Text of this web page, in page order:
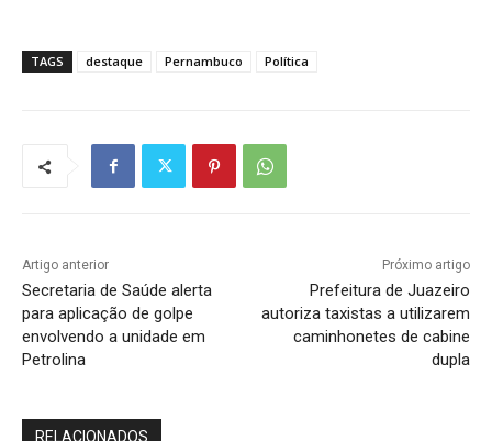
TAGS destaque Pernambuco Política
Artigo anterior
Secretaria de Saúde alerta
para aplicação de golpe
envolvendo a unidade em
Petrolina
Próximo artigo
Prefeitura de Juazeiro
autoriza taxistas a utilizarem
caminhonetes de cabine
dupla
RELACIONADOS